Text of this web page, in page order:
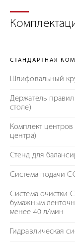
СТАНДАРТНАЯ
Шлифовальный
Держатель
столе)
Комплект
центра)
Стенд для
Система подачи
Система очистки
бумажным
менее 40 л/мин
Гидравлическая